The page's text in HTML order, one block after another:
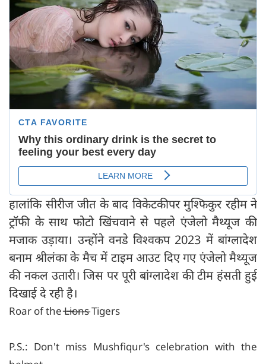
हालांकि सीरीज जीत के बाद विकेटकीपर मुश्फिकुर रहीम ने
ट्रॉफी के साथ फोटो खिंचवाने से पहले एंजेलो मैथ्यूज की
मजाक उड़ाया। उन्होंने वनडे विश्वकप 2023 में बांग्लादेश
बनाम श्रीलंका के मैच में टाइम आउट दिए गए एंजेलो मैथ्यूज
की नकल उतारी। जिस पर पूरी बांग्लादेश की टीम हंसती हुई
दिखाई दे रही है।
Roar of the L̶i̶o̶n̶s̶ Tigers
P.S.: Don't miss Mushfiqur's celebration with the